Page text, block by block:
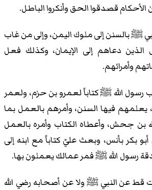
قصدقوا الحق وأنكروا الباطل.
ﷺ بالسنن إلى ملوك اليمن، وإلى من غاب
دعاهم إلى الإيمان، وكذلك فعل
وأمرائهم.
رسول الله ﷺ كتاباً لعمرو بن حزم، ولعمر
يعلمهم فيها السنن، وأمرهم بالعمل بما
بن جحش، وأعطاه الكتاب وأمره بالعمل
بكر بأنس، وبعث عليّ كتاباً مع ابنه إلى
رسول الله ﷺ فمر عمالك يعملون بها.
قط عن النبي ﷺ ولا عن أصحابه رضي الله